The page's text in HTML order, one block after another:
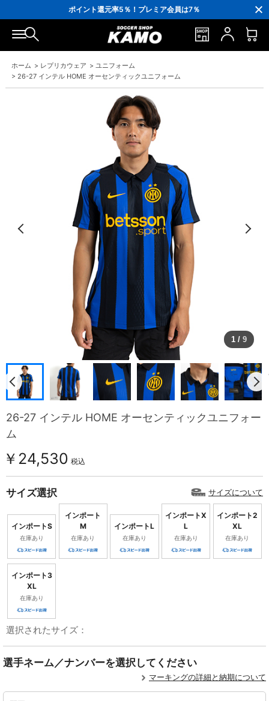
ポイント還元率5％！プレミア会員は7％
会員の方にはお誕生月に「10％OFFクーポン」プレゼント！
16,000円(税込)以上でシューズケースプレゼント！
3,300円(税込)以上で送料無料！
ホーム > レプリカウェア > ユニフォーム
> 26-27 インテル HOME オーセンティックユニフォーム
1 / 9
26-27 インテル HOME オーセンティックユニフォー
ム
￥24,530 税込
サイズ選択 サイズについて
インポートS
在庫あり
インポート
M
在庫あり
インポートL
在庫あり
インポートX
L
在庫あり
インポート2
XL
在庫あり
インポート3
XL
在庫あり
選択されたサイズ：
選手ネーム／ナンバーを選択してください
マーキングの詳細と納期について